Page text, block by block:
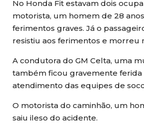
No Honda Fit estavam dois
motorista, um homem de 28
ferimentos graves. Já o
resistiu aos ferimentos e morreu
A condutora do GM Celta, uma
também ficou gravemente
atendimento das equipes de
O motorista do caminhão, um
saiu ileso do acidente.